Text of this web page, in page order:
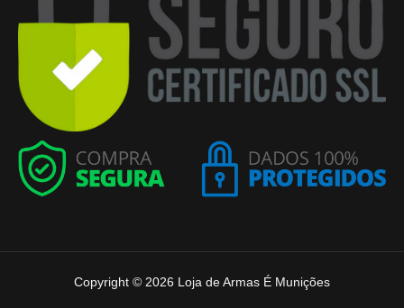
Copyright © 2026 Loja de Armas É Munições